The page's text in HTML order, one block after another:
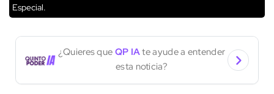
Especial.
¿Quieres que QP IAte ayude a entender
esta noticia?